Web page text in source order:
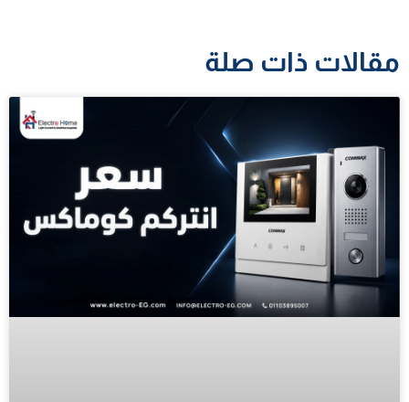
مقالات ذات صلة